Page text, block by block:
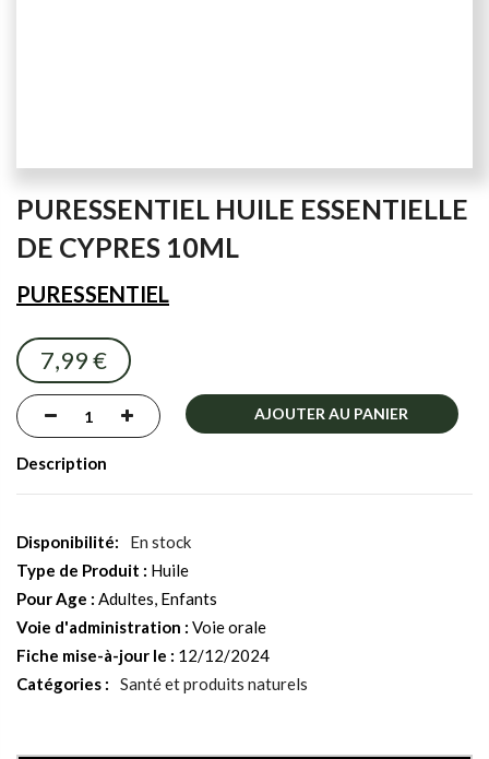
to
beginning
of
the
images
gallery
PURESSENTIEL HUILE ESSENTIELLE
DE CYPRES 10ML
PURESSENTIEL
7,99 €
AJOUTER AU PANIER
Description
En stock
Type de Produit : Huile
Pour Age : Adultes, Enfants
Voie d'administration : Voie orale
Fiche mise-à-jour le : 12/12/2024
Catégories :
Santé et produits naturels